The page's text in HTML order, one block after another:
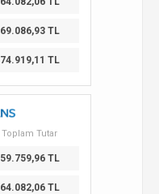
69.086,93 TL
74.919,11 TL
Toplam Tutar
59.759,96 TL
64.082,06 TL